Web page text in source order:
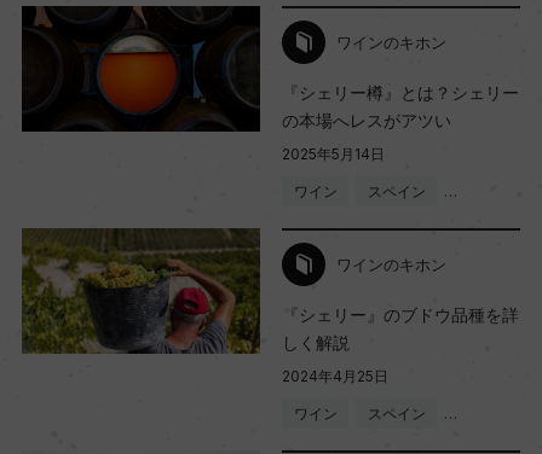
ワインのキホン
『シェリー樽』とは？シェリー
の本場へレスがアツい
2025年5月14日
ワイン スペイン …
ワインのキホン
『シェリー』のブドウ品種を詳
しく解説
2024年4月25日
ワイン スペイン …